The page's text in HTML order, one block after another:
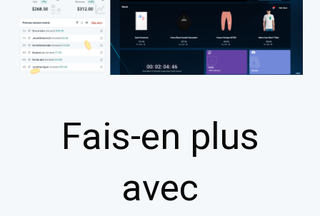
Fais-en plus
avec